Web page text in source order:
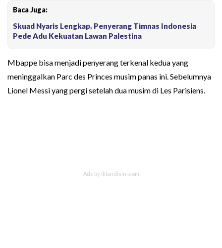
Baca Juga:
Skuad Nyaris Lengkap, Penyerang Timnas Indonesia
Pede Adu Kekuatan Lawan Palestina
Mbappe bisa menjadi penyerang terkenal kedua yang
meninggalkan Parc des Princes musim panas ini. Sebelumnya
Lionel Messi yang pergi setelah dua musim di Les Parisiens.